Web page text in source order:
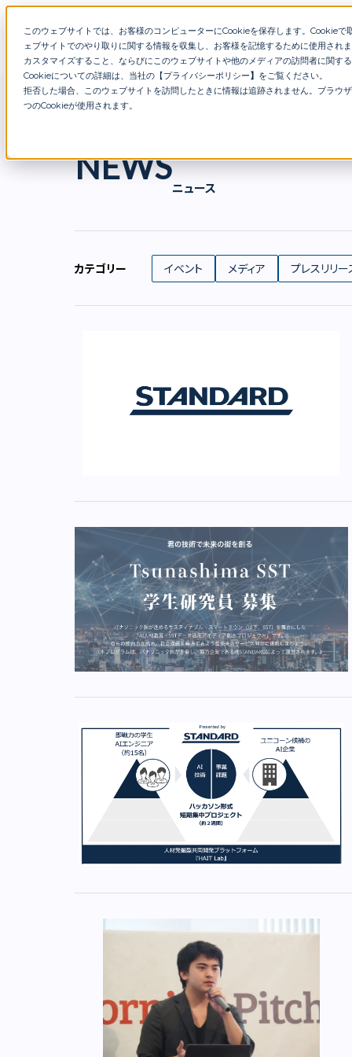
このウェブサイトでは、お客様のコンピューターにCookieを保存します。Cookie
ェブサイトでのやり取りに関する情報を収集し、お客様を記憶するために使用され
カスタマイズすること、ならびにこのウェブサイトや他のメディアの訪問者に関す
Cookieについての詳細は、当社の【プライバシーポリシー】 をご覧ください。
拒否した場合、このウェブサイトを訪問したときに情報は追跡されません。ブラウ
つのCookieが使用されます。
特徴サービス在籍コン
お知らせ
NEWS
ニュース
カテゴリー イベント メディア プレスリリー